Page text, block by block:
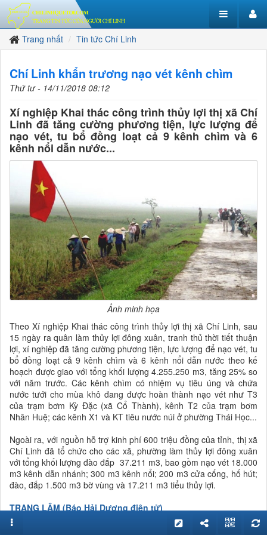
Trang nhất Tin tức Chí Linh
Chí Linh khẩn trương nạo vét kênh chìm
Thứ tư - 14/11/2018 08:12
Xí nghiệp Khai thác công trình thủy lợi thị xã Chí
Linh đã tăng cường phương tiện, lực lượng để
nạo vét, tu bổ đồng loạt cả 9 kênh chìm và 6
kênh nổi dẫn nước...
Ảnh minh họa
Theo Xí nghiệp Khai thác công trình thủy lợi thị xã Chí Linh, sau
15 ngày ra quân làm thủy lợi đông xuân, tranh thủ thời tiết thuận
lợi, xí nghiệp đã tăng cường phương tiện, lực lượng để nạo vét, tu
bổ đồng loạt cả 9 kênh chìm và 6 kênh nổi dẫn nước theo kế
hoạch được giao với tổng khối lượng 4.255.250 m3, tăng 25% so
với năm trước. Các kênh chìm có nhiệm vụ tiêu úng và chứa
nước tưới cho mùa khô đang được hoàn thành nạo vét như T3
của trạm bơm Kỳ Đặc (xã Cổ Thành), kênh T2 của trạm bơm
Nhân Huệ; các kênh X1 và KT tiêu nước núi ở phường Thái Học...
Ngoài ra, với nguồn hỗ trợ kinh phí 600 triệu đồng của tỉnh, thị xã
Chí Linh đã tổ chức cho các xã, phường làm thủy lợi đông xuân
với tổng khối lượng đào đắp 37.211 m3, bao gồm nạo vét 18.000
m3 kênh dẫn nhánh; 300 m3 kênh nổi; 200 m3 cửa cống, hố hút;
đào, đắp 1.500 m3 bờ vùng và 17.211 m3 tiểu thủy lợi.
TRANG LÂM (Báo Hải Dương điện tử)